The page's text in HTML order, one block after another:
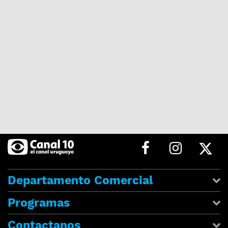
Departamento Comercial
Programas